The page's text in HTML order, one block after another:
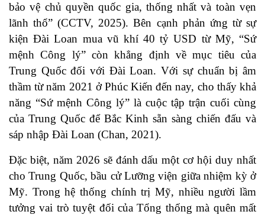
bảo vệ chủ quyền quốc gia, thống nhất và toàn vẹn
lãnh thổ” (CCTV, 2025). Bên cạnh phản ứng từ sự
kiện Đài Loan mua vũ khí 40 tỷ USD từ Mỹ, “Sứ
mệnh Công lý” còn khẳng định về mục tiêu của
Trung Quốc đối với Đài Loan. Với sự chuẩn bị âm
thầm từ năm 2021 ở Phúc Kiến đến nay, cho thấy khả
năng “Sứ mệnh Công lý” là cuộc tập trận cuối cùng
của Trung Quốc để Bắc Kinh sẵn sàng chiến đấu và
sáp nhập Đài Loan (Chan, 2021).
Đặc biệt, năm 2026 sẽ đánh dấu một cơ hội duy nhất
cho Trung Quốc, bầu cử Lưỡng viện giữa nhiệm kỳ ở
Mỹ. Trong hệ thống chính trị Mỹ, nhiều người lầm
tưởng vai trò tuyệt đối của Tổng thống mà quên mất